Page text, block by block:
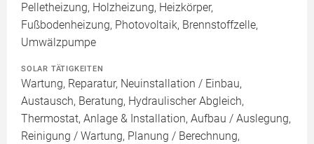
Pelletheizung, Holzheizung, Heizkörper,
Fußbodenheizung, Photovoltaik, Brennstoffzelle,
Umwälzpumpe
SOLAR TÄTIGKEITEN
Wartung, Reparatur, Neuinstallation / Einbau,
Austausch, Beratung, Hydraulischer Abgleich,
Thermostat, Anlage & Installation, Aufbau / Auslegung,
Reinigung / Wartung, Planung / Berechnung,